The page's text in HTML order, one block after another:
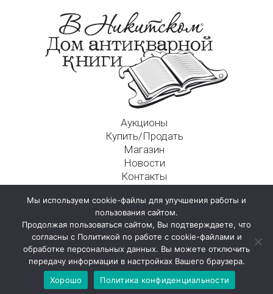
Аукционы
Купить/Продать
Магазин
Новости
Контакты
125009, г. Москва, Никитский пер., д. 4а, стр. 1
Мы используем cookie-файлы для улучшения работы и
пользования сайтом.
Продолжая пользоваться сайтом, Вы подтверждаете, что
согласны с Политикой по работе с cookie-файлами и
обработке персональных данных. Вы можете отключить
передачу информации в настройках Вашего браузера.
Хорошо
Политика конфиденциальности